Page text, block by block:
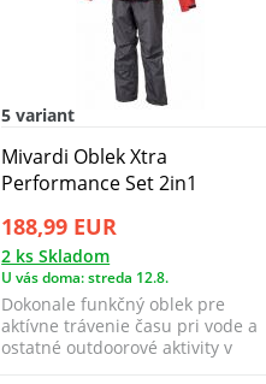
5 variant
Mivardi Oblek Xtra
Performance Set 2in1
188,99 EUR
2 ks Skladom
U vás doma: streda 12.8.
Dokonale funkčný oblek pre
aktívne trávenie času pri vode a
ostatné outdoorové aktivity v